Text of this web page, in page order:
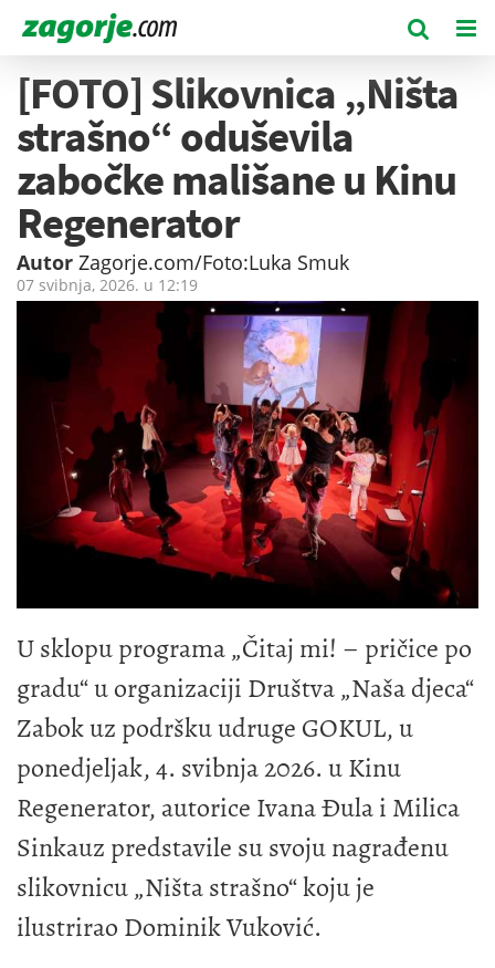
[FOTO] Slikovnica „Ništa
strašno“ oduševila
zabočke mališane u Kinu
Regenerator
Autor Zagorje.com/Foto:Luka Smuk
07 svibnja, 2026. u 12:19
U sklopu programa „Čitaj mi! – pričice po
gradu“ u organizaciji Društva „Naša djeca“
Zabok uz podršku udruge GOKUL, u
ponedjeljak, 4. svibnja 2026. u Kinu
Regenerator, autorice Ivana Đula i Milica
Sinkauz predstavile su svoju nagrađenu
slikovnicu „Ništa strašno“ koju je
ilustrirao Dominik Vuković.